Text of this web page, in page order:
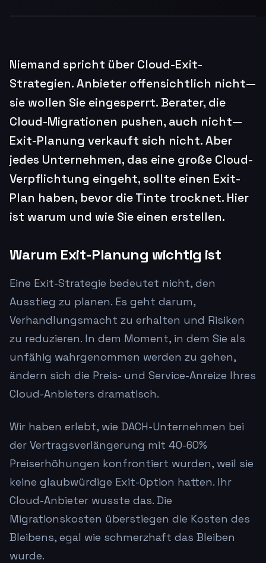
Niemand spricht über Cloud-Exit-
Strategien. Anbieter offensichtlich nicht—
sie wollen Sie eingesperrt. Berater, die
Cloud-Migrationen pushen, auch nicht—
Exit-Planung verkauft sich nicht. Aber
jedes Unternehmen, das eine große Cloud-
Verpflichtung eingeht, sollte einen Exit-
Plan haben, bevor die Tinte trocknet. Hier
ist warum und wie Sie einen erstellen.
Warum Exit-Planung wichtig ist
Eine Exit-Strategie bedeutet nicht, den
Ausstieg zu planen. Es geht darum,
Verhandlungsmacht zu erhalten und Risiken
zu reduzieren. In dem Moment, in dem Sie als
unfähig wahrgenommen werden zu gehen,
ändern sich die Preis- und Service-Anreize Ihres
Cloud-Anbieters dramatisch.
Wir haben erlebt, wie DACH-Unternehmen bei
der Vertragsverlängerung mit 40-60%
Preiserhöhungen konfrontiert wurden, weil sie
keine glaubwürdige Exit-Option hatten. Ihr
Cloud-Anbieter wusste das. Die
Migrationskosten überstiegen die Kosten des
Bleibens, egal wie schmerzhaft das Bleiben
wurde.